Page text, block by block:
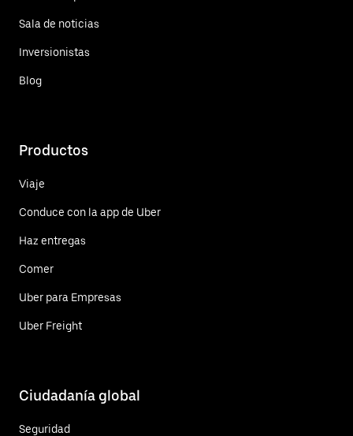
Sala de noticias
Inversionistas
Blog
Productos
Viaje
Conduce con la app de Uber
Haz entregas
Comer
Uber para Empresas
Uber Freight
Ciudadanía global
Seguridad